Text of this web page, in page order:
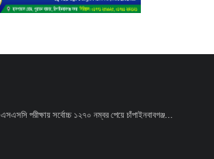
এসএসসি পরীক্ষায় সর্বোচ্চ ১২৭০ নম্বর পেয়ে চাঁপাইনবাবগঞ্জ...